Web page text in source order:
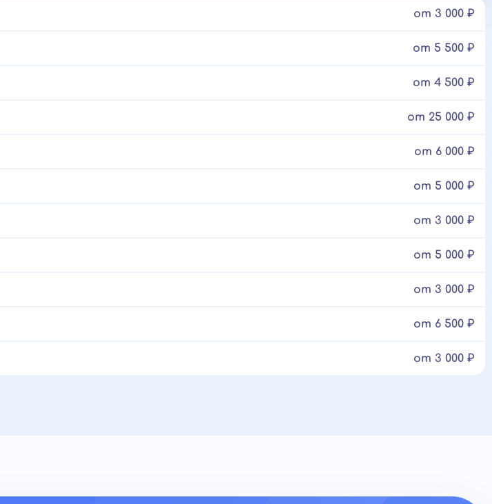
от 3 000 ₽
от 5 500 ₽
от 4 500 ₽
от 25 000 ₽
от 6 000 ₽
от 5 000 ₽
от 3 000 ₽
от 5 000 ₽
от 3 000 ₽
от 6 500 ₽
от 3 000 ₽